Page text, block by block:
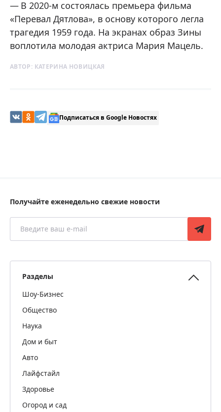
В 2020-м состоялась премьера фильма
«Перевал Дятлова», в основу которого легла
трагедия 1959 года. На экранах образ Зины
воплотила молодая актриса Мария Мацель.
АВТОР: КАТЕРИНА НОВИЦКАЯ
Подписаться в Google Новостях
Получайте еженедельно свежие новости
Разделы
Шоу-Бизнес
Общество
Наука
Дом и быт
Авто
Лайфстайл
Здоровье
Огород и сад